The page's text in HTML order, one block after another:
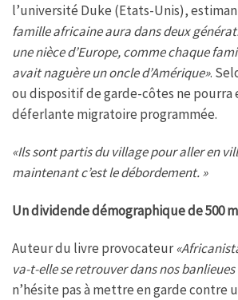
l’université Duke (Etats-Unis),
famille africaine aura dans deux
une nièce d’Europe, comme chaque
avait naguère un oncle d’Amérique».
ou dispositif de garde-côtes ne pourra
déferlante migratoire programmée.
«Ils sont partis du village pour aller en
maintenant c’est le débordement. »
Un dividende démographique de 500
Auteur du livre provocateur
va-t-elle se retrouver dans nos banlieues
n’hésite pas à mettre en garde contre